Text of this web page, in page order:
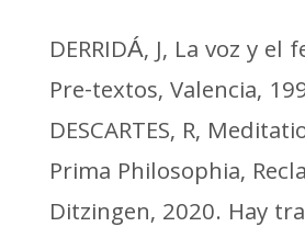
DERRIDÁ, J, La voz y el
Pre-textos, Valencia,
DESCARTES, R,
Prima Philosophia,
Ditzingen, 2020. Hay